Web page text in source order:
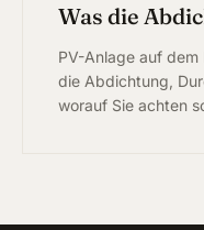
Was die
PV-Anlage auf
die Abdichtung,
worauf Sie achten